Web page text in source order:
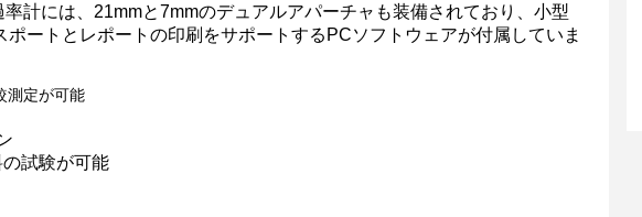
計には、21mmと7mmのデュアルアパーチャも装備されており、小型
ートとレポートの印刷をサポートするPCソフトウェアが付属していま
測定が可能
試験が可能